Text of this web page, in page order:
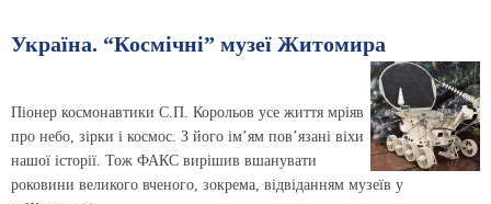
Україна. “Космічні” музеї Житомира
Піонер космонавтики С.П. Корольов усе життя мріяв
про небо, зірки і космос. З його ім’ям пов’язані віхи
нашої історії. Тож ФАКС вирішив вшанувати
роковини великого вченого, зокрема, відвіданням музеїв у